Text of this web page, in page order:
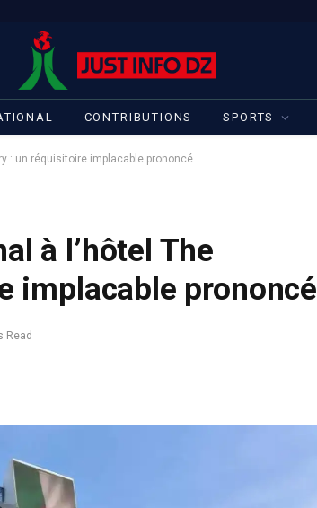
CONTRIBUTIONS SPORTS
: un réquisitoire implacable prononcé
à l’hôtel The
implacable prononcé
Read